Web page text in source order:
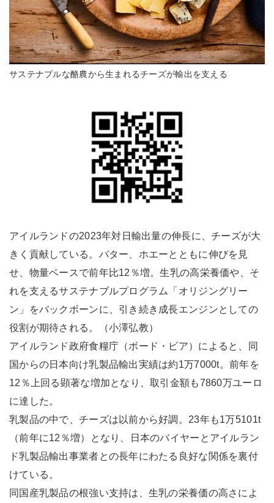
サステナブルな酪農から生まれるチーズが輸出を支える
アイルランドの2023年対日輸出量の伸長に、チーズが大
きく貢献している。バター、ホエーとともに伸びを見
せ、物量ベースで前年比12％増。生乳の高栄養価や、そ
れを支えるサステナブルプログラム「オリジングリー
ン」をバックボーンに、引き続き成長エンジンとしての
役割が期待される。（小澤弘教）
アイルランド政府食糧庁（ボード・ビア）によると、同
国からの日本向け乳製品輸出実績は約1万7000t。前年を
12％上回る顕著な増加となり、取引金額も7860万ユーロ
に達した。
乳製品の中で、チーズは以前から好調。23年も1万5101t
（前年に12％増）となり、日本のバイヤーとアイルラン
ド乳製品輸出事業者との長年にわたる良好な関係を裏付
けている。
同国産乳製品の根強い支持は、生乳の栄養価の高さによ